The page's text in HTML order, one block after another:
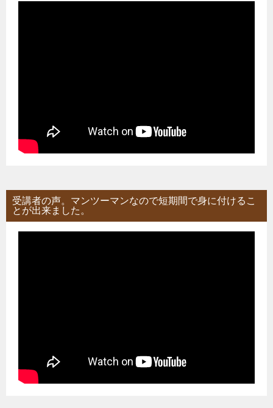
受講者の声。マンツーマンなので短期間で身に付けるこ
とが出来ました。